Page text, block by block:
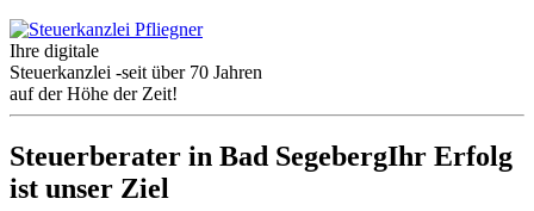
Ihre digitale
Steuerkanzlei -seit über 70 Jahren
auf der Höhe der Zeit!
Steuerberater in Bad SegebergIhr Erfolg
ist unser Ziel